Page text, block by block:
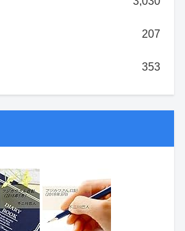
207
353